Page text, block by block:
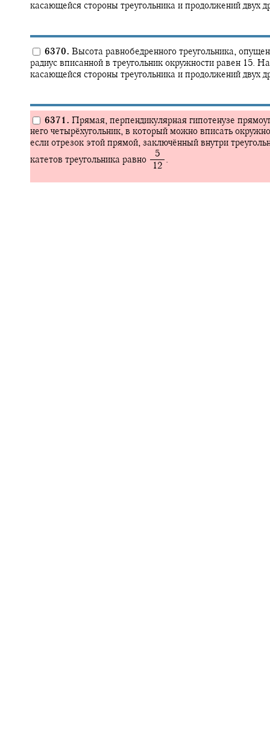
касающейся стороны треугольника и продолжений двух
6370. Высота равнобедренного треугольника,
радиус вписанной в треугольник окружности равен 15.
касающейся стороны треугольника и продолжений двух
6371. Прямая, перпендикулярная гипотенузе
него четырёхугольник, в который можно вписать
если отрезок этой прямой, заключённый внутри
катетов треугольника равно
‍ 5
‍ 12
.